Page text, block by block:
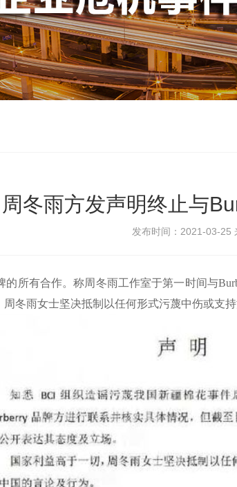
周冬雨方发声明终止与
发布时间：2021-03-25
的所有合作。称周冬雨工作室于第一时间与
冬雨女士坚决抵制以任何形式污蔑中伤或支